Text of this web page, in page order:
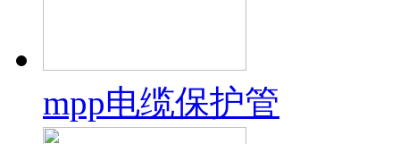
mpp电缆保护管